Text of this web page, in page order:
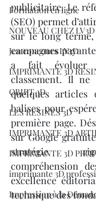
Formation en ligne
NOUVEAU CHEZ LV3D
Jeu concours LV3D
IMPRIMANTE 3D
OBJET 3D
LES RESINES 3D
IMPRIMANTE 3D
IMPRIMANTE 3D
imprimante 3D
Impression à la
publicitaire. Le
(SEO) permet
sur le long terme,
campagnes
a fait évoluer
classement. Il ne
quelques
balises pour
première page.
sur Google
stratégie
compréhension
excellence
technique des